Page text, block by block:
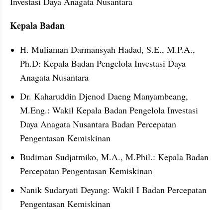
Kepala Badan
H. Muliaman Darmansyah Hadad, S.E., M.P.A.,
Ph.D: Kepala Badan Pengelola Investasi Daya
Anagata Nusantara
Dr. Kaharuddin Djenod Daeng Manyambeang,
M.Eng.: Wakil Kepala Badan Pengelola Investasi
Daya Anagata Nusantara Badan Percepatan
Pengentasan Kemiskinan
Budiman Sudjatmiko, M.A., M.Phil.: Kepala Badan
Percepatan Pengentasan Kemiskinan
Nanik Sudaryati Deyang: Wakil I Badan Percepatan
Pengentasan Kemiskinan